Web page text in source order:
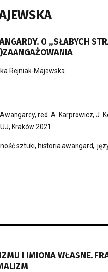
O „SŁABYCH
Rejniak-Majewska
red. A. Karprowicz, J.
Kraków 2021.
sztuki, historia awangard,
I IMIONA WŁASNE.